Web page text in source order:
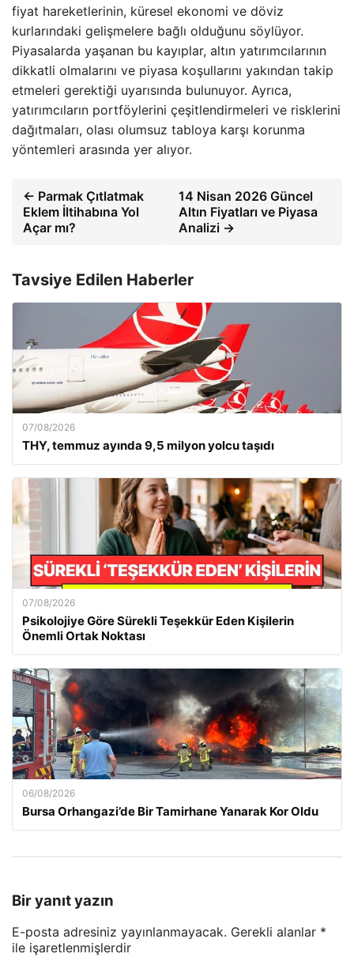
fiyat hareketlerinin, küresel ekonomi ve döviz
kurlarındaki gelişmelere bağlı olduğunu söylüyor.
Piyasalarda yaşanan bu kayıplar, altın yatırımcılarının
dikkatli olmalarını ve piyasa koşullarını yakından takip
etmeleri gerektiği uyarısında bulunuyor. Ayrıca,
yatırımcıların portföylerini çeşitlendirmeleri ve risklerini
dağıtmaları, olası olumsuz tabloya karşı korunma
yöntemleri arasında yer alıyor.
← Parmak Çıtlatmak
Eklem İltihabına Yol
Açar mı?
14 Nisan 2026 Güncel
Altın Fiyatları ve Piyasa
Analizi →
Tavsiye Edilen Haberler
07/08/2026
THY, temmuz ayında 9,5 milyon yolcu taşıdı
07/08/2026
Psikolojiye Göre Sürekli Teşekkür Eden Kişilerin
Önemli Ortak Noktası
06/08/2026
Bursa Orhangazi’de Bir Tamirhane Yanarak Kor Oldu
Bir yanıt yazın
E-posta adresiniz yayınlanmayacak. Gerekli alanlar *
ile işaretlenmişlerdir